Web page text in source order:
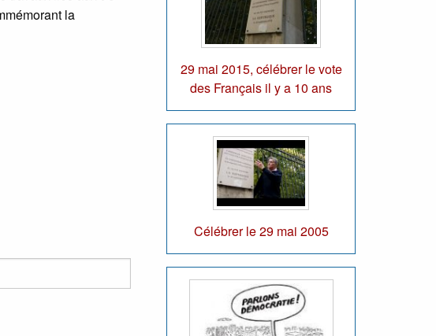
la
29 mai 2015, célébrer le vote
des Français il y a 10 ans
Célébrer le 29 mai 2005